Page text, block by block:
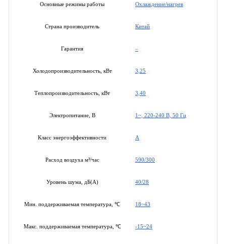
Основные режимы работы Охлаждение/нагрев
Страна производитель Китай
Гарантия –
Холодопроизводительность, кВт 3,25
Теплопроизводительность, кВт 3,40
Электропитание, В 1~, 220-240 В, 50 Гц
Класс энергоэффективности A
Расход воздуха м³/час 590/300
Уровень шума, дБ(А) 40/28
Мин. поддерживаемая температура, ℃ 18~43
Макс. поддерживаемая температура, ℃ -15~24